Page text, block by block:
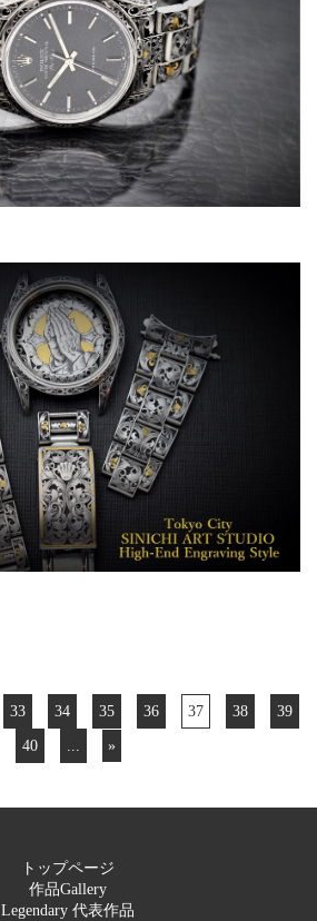
33 34 35 36 37 38 39
40 ... »
トップページ
作品Gallery
Legendary 代表作品